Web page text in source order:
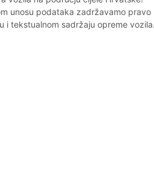
unosu podataka zadržavamo pravo
i tekstualnom sadržaju opreme vozila.